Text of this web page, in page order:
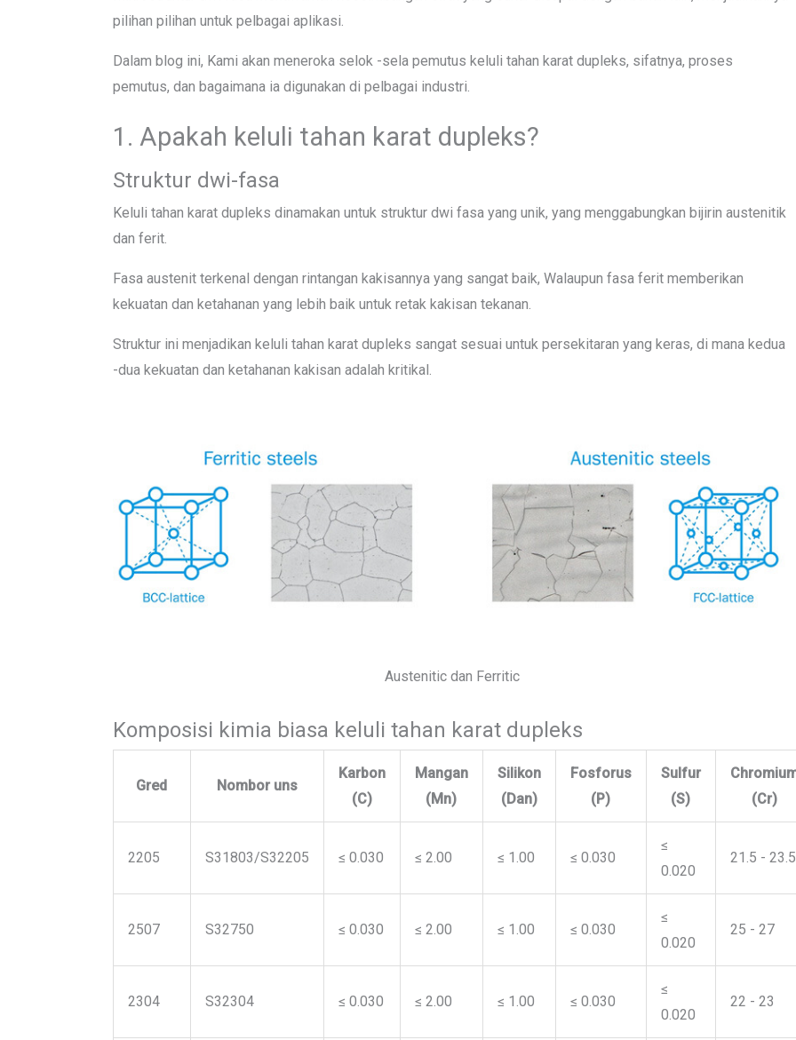
pilihan pilihan untuk pelbagai aplikasi.
Dalam blog ini, Kami akan meneroka selok -sela pemutus keluli tahan karat dupleks, sifatnya, proses
pemutus, dan bagaimana ia digunakan di pelbagai industri.
1. Apakah keluli tahan karat dupleks?
Struktur dwi-fasa
Keluli tahan karat dupleks dinamakan untuk struktur dwi fasa yang unik, yang menggabungkan bijirin austenitik
dan ferit.
Fasa austenit terkenal dengan rintangan kakisannya yang sangat baik, Walaupun fasa ferit memberikan
kekuatan dan ketahanan yang lebih baik untuk retak kakisan tekanan.
Struktur ini menjadikan keluli tahan karat dupleks sangat sesuai untuk persekitaran yang keras, di mana kedua
-dua kekuatan dan ketahanan kakisan adalah kritikal.
Austenitic dan Ferritic
Komposisi kimia biasa keluli tahan karat dupleks
Gred Nombor uns
Karbon
(C)
Mangan
(Mn)
Silikon
(Dan)
Fosforus
(P)
Sulfur
(S)
(Cr)
2205 S31803/S32205 ≤ 0.030 ≤ 2.00 ≤ 1.00 ≤ 0.030
≤
0.020
21.5 - 23.5
2507 S32750 ≤ 0.030 ≤ 2.00 ≤ 1.00 ≤ 0.030
≤
0.020
25 - 27
2304 S32304 ≤ 0.030 ≤ 2.00 ≤ 1.00 ≤ 0.030
≤
0.020
22 - 23